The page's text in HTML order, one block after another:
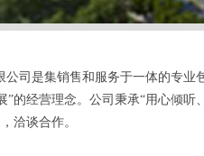
司是集销售和服务于一体的专业
的经营理念。公司秉承“用心倾听
洽谈合作。